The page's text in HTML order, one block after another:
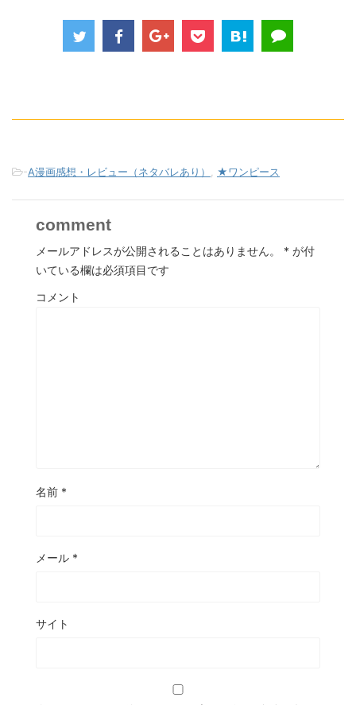
-A漫画感想・レビュー（ネタバレあり） ★ワンピース
comment
メールアドレスが公開されることはありません。 * が付
いている欄は必須項目です
コメント
名前 *
メール *
サイト